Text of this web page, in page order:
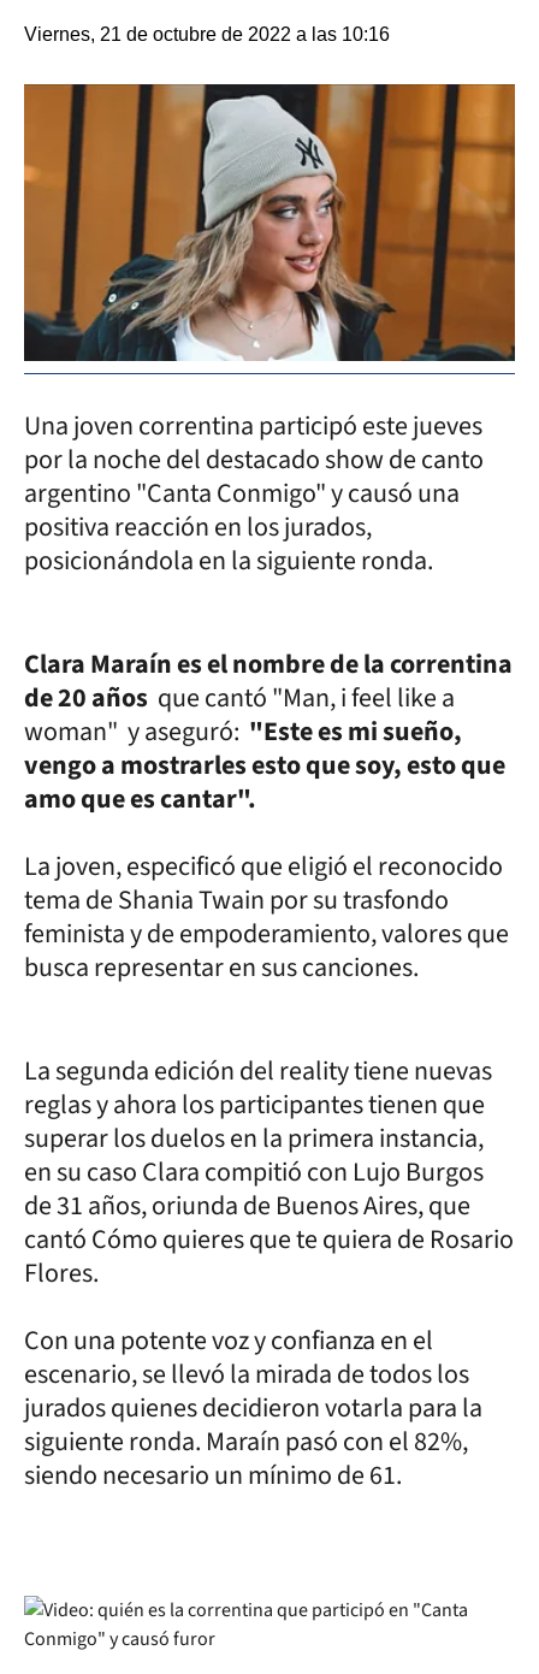
Viernes, 21 de octubre de 2022 a las 10:16
Una joven correntina participó este jueves
por la noche del destacado show de canto
argentino "Canta Conmigo" y causó una
positiva reacción en los jurados,
posicionándola en la siguiente ronda.
Clara Maraín es el nombre de la correntina
de 20 años que cantó "Man, i feel like a
woman" y aseguró: "Este es mi sueño,
vengo a mostrarles esto que soy, esto que
amo que es cantar".
La joven, especificó que eligió el reconocido
tema de Shania Twain por su trasfondo
feminista y de empoderamiento, valores que
busca representar en sus canciones.
La segunda edición del reality tiene nuevas
reglas y ahora los participantes tienen que
superar los duelos en la primera instancia,
en su caso Clara compitió con Lujo Burgos
de 31 años, oriunda de Buenos Aires, que
cantó Cómo quieres que te quiera de Rosario
Flores.
Con una potente voz y confianza en el
escenario, se llevó la mirada de todos los
jurados quienes decidieron votarla para la
siguiente ronda. Maraín pasó con el 82%,
siendo necesario un mínimo de 61.